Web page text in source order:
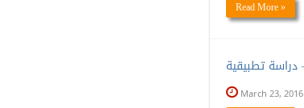
Read More »
March 23, 2016